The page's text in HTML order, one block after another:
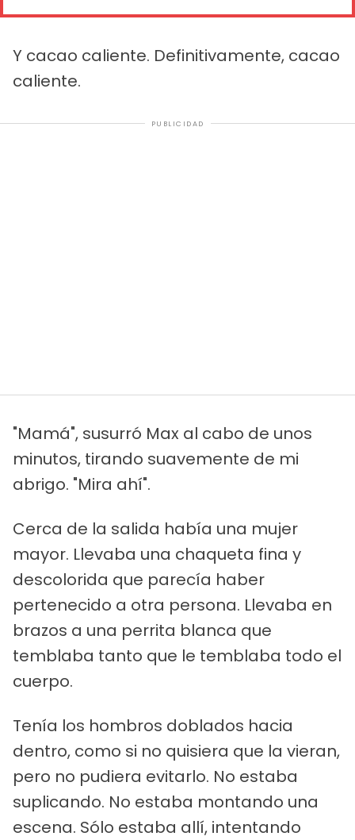
Y cacao caliente. Definitivamente, cacao
caliente.
PUBLICIDAD
"Mamá", susurró Max al cabo de unos
minutos, tirando suavemente de mi
abrigo. "Mira ahí".
Cerca de la salida había una mujer
mayor. Llevaba una chaqueta fina y
descolorida que parecía haber
pertenecido a otra persona. Llevaba en
brazos a una perrita blanca que
temblaba tanto que le temblaba todo el
cuerpo.
Tenía los hombros doblados hacia
dentro, como si no quisiera que la vieran,
pero no pudiera evitarlo. No estaba
suplicando. No estaba montando una
escena. Sólo estaba allí, intentando